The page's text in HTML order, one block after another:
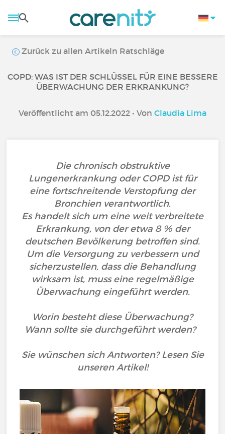
Zurück zu allen Artikeln Ratschläge
COPD: WAS IST DER SCHLÜSSEL FÜR EINE BESSERE
ÜBERWACHUNG DER ERKRANKUNG?
Veröffentlicht am 05.12.2022 • Von Claudia Lima
Die chronisch obstruktive
Lungenerkrankung oder COPD ist für
eine fortschreitende Verstopfung der
Bronchien verantwortlich.
Es handelt sich um eine weit verbreitete
Erkrankung, von der etwa 8 % der
deutschen Bevölkerung betroffen sind.
Um die Versorgung zu verbessern und
sicherzustellen, dass die Behandlung
wirksam ist, muss eine regelmäßige
Überwachung eingeführt werden.
Worin besteht diese Überwachung?
Wann sollte sie durchgeführt werden?
Sie wünschen sich Antworten? Lesen Sie
unseren Artikel!